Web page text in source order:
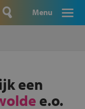
Menu
een
e.o.